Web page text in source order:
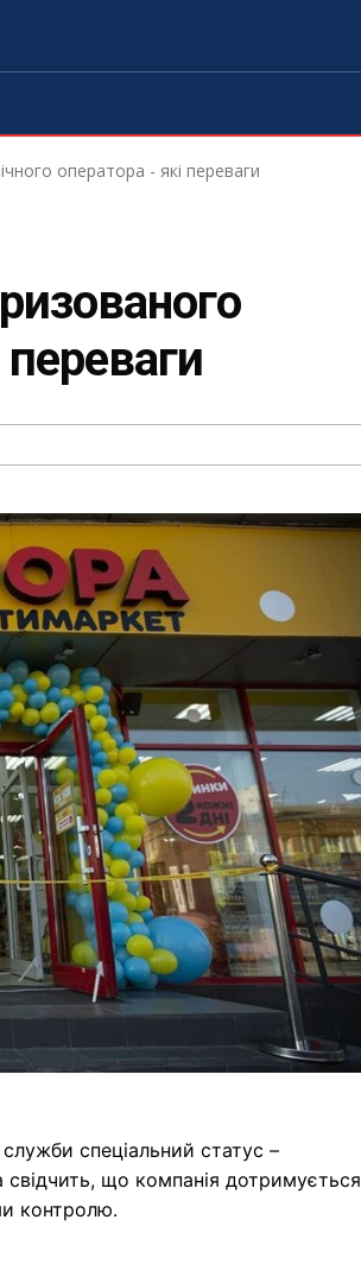
оператора - які переваги
спеціальний статус –
свідчить, що компанія дотримується
контролю.